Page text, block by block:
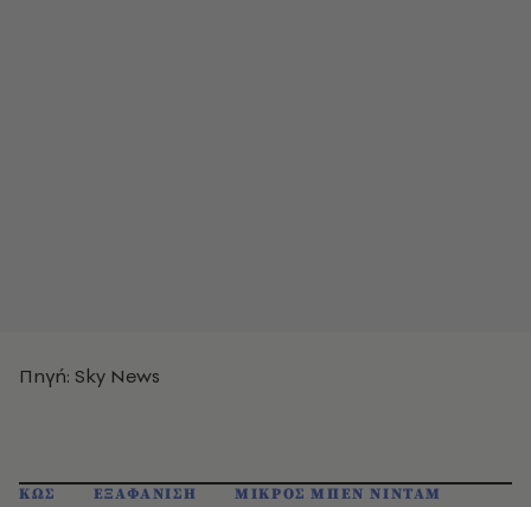
Πηγή: Sky News
ΚΩΣ ΕΞΑΦΑΝΙΣΗ ΜΙΚΡΟΣ ΜΠΕΝ ΝΙΝΤΑΜ